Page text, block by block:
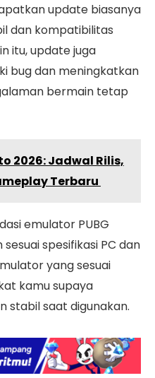
update biasanya
dan kompatibilitas
itu, update juga
bug dan meningkatkan
bermain tetap
2026: Jadwal Rilis,
Terbaru
emulator PUBG
spesifikasi PC dan
yang sesuai
kamu supaya
stabil saat digunakan.